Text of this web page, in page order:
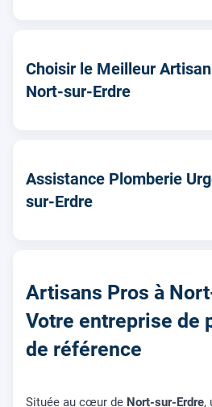
Choisir le Meilleur
Nort-sur-Erdre
Assistance Plomberie
sur-Erdre
Artisans Pros à
Votre entreprise de
de référence
Située au cœur de Nort-sur-Erdre,